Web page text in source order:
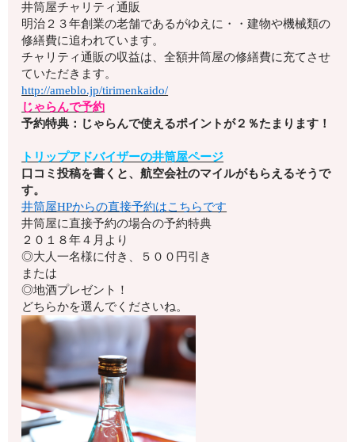
井筒屋チャリティ通販
明治２３年創業の老舗であるがゆえに・・建物や機械類の
修繕費に追われています。
チャリティ通販の収益は、全額井筒屋の修繕費に充てさせ
ていただきます。
http://ameblo.jp/tirimenkaido/
じゃらんで予約
予約特典：じゃらんで使えるポイントが２％たまります！
トリップアドバイザーの井筒屋ページ
口コミ投稿を書くと、航空会社のマイルがもらえるそうで
す。
井筒屋HPからの直接予約はこちらです
井筒屋に直接予約の場合の予約特典
２０１８年４月より
◎大人一名様に付き、５００円引き
または
◎地酒プレゼント！
どちらかを選んでくださいね。